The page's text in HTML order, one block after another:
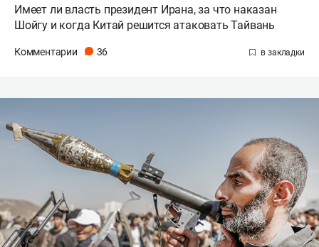
Имеет ли власть президент Ирана, за что наказан
Шойгу и когда Китай решится атаковать Тайвань
Комментарии 36